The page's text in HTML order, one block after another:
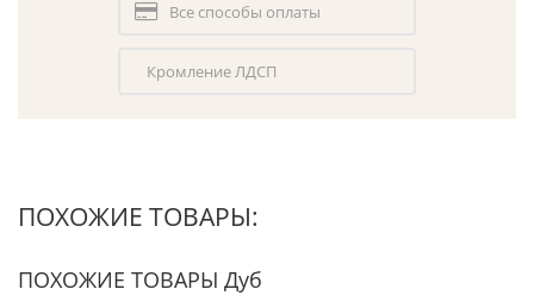
Все способы оплаты
Кромление ЛДСП
ПОХОЖИЕ ТОВАРЫ:
ПОХОЖИЕ ТОВАРЫ Дуб